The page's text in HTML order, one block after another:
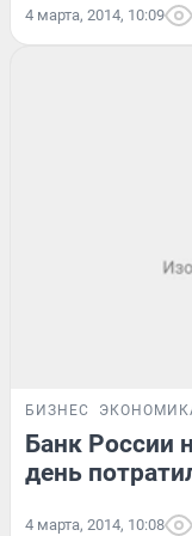
4 марта, 2014, 10:09
БИЗНЕС
Банк России
день
4 марта, 2014, 10:08